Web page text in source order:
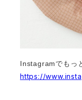
Instagramでもっ
https://